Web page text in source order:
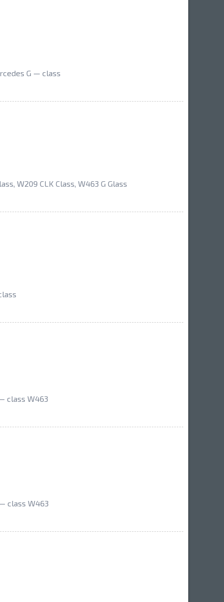
G — class
W209 CLK Class, W463 G Glass
class W463
class W463